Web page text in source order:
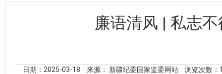
廉语清风 | 私志
日期：2025-03-18 来源： 新疆纪委国家监委网站 浏览次数：